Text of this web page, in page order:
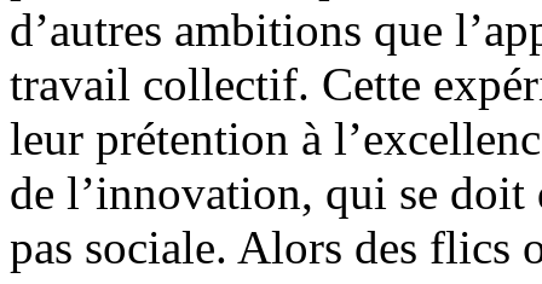
d’autres ambitions que
travail collectif. Cette
leur prétention à
de l’innovation, qui se doit
pas sociale. Alors des flics